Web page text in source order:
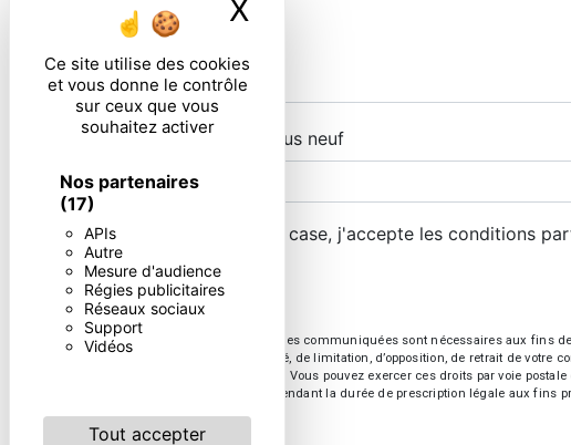
Ce site utilise des cookies
et vous donne le contrôle
sur ceux que vous
souhaitez activer
Nos partenaires
(17)
APIs
Autre
Mesure d'audience
Régies publicitaires
Réseaux sociaux
Support
Vidéos
Tout accepter
X
Combien font six plus neuf
En cochant cette case, j'accepte les conditions
** Les données personnelles communiquées sont nécessaires aux fins
d’effacement, de portabilité, de limitation, d’opposition, de retrait de
vos données post-mortem. Vous pouvez exercer ces droits par voie
de prise de contact puis pendant la durée de prescription légale aux fins